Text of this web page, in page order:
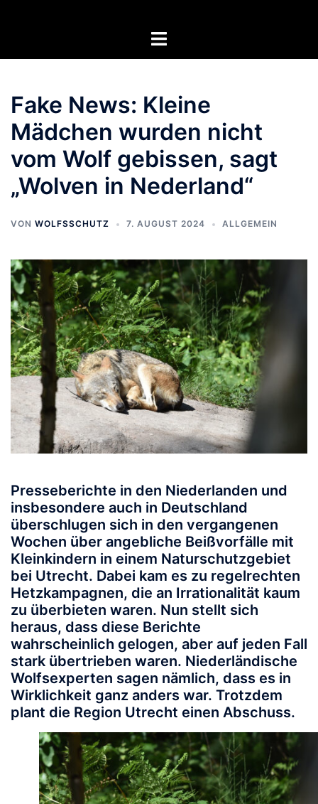
Menü
Fake News: Kleine
Mädchen wurden nicht
vom Wolf gebissen, sagt
„Wolven in Nederland“
VON WOLFSSCHUTZ 7. AUGUST 2024 ALLGEMEIN
Presseberichte in den Niederlanden und
insbesondere auch in Deutschland
überschlugen sich in den vergangenen
Wochen über angebliche Beißvorfälle mit
Kleinkindern in einem Naturschutzgebiet
bei Utrecht. Dabei kam es zu regelrechten
Hetzkampagnen, die an Irrationalität kaum
zu überbieten waren. Nun stellt sich
heraus, dass diese Berichte
wahrscheinlich gelogen, aber auf jeden Fall
stark übertrieben waren. Niederländische
Wolfsexperten sagen nämlich, dass es in
Wirklichkeit ganz anders war. Trotzdem
plant die Region Utrecht einen Abschuss.